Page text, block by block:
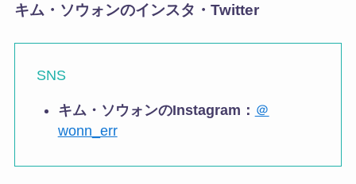
キム・ソウォンのインスタ・Twitter
SNS
キム・ソウォンのInstagram： ＠
wonn_err